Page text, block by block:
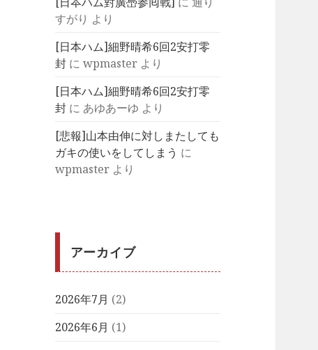
すがり より
[日本ハム]細野晴希6回2安打零
封 にwpmaster より
[日本ハム]細野晴希6回2安打零
封 に あゆあーゆ より
[悲報]山本由伸に対しまたしても
ガキの使いをしてしまう に
wpmaster より
アーカイブ
2026年7月 (2)
2026年6月 (1)